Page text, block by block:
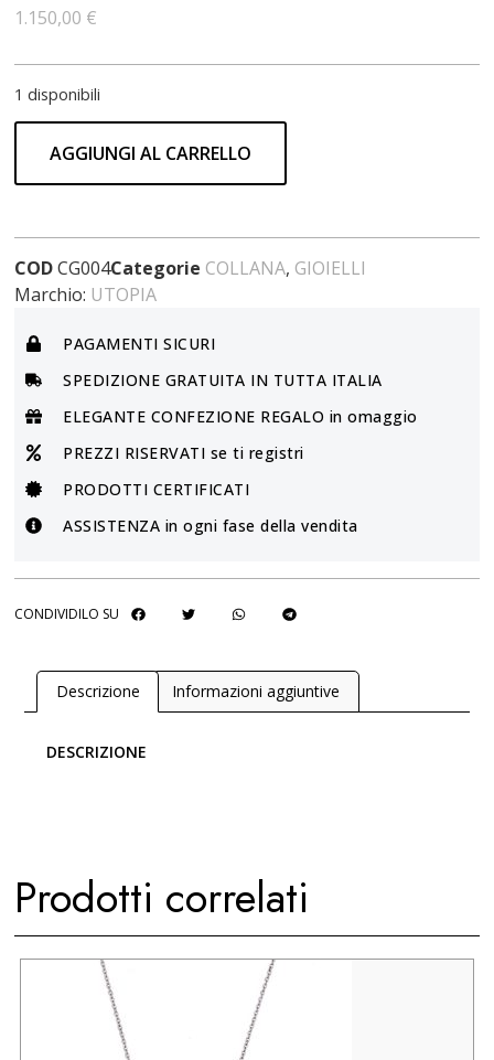
1.150,00 €
1 disponibili
AGGIUNGI AL CARRELLO
CODCG004Categorie COLLANA, GIOIELLI
Marchio: UTOPIA
PAGAMENTI SICURI
SPEDIZIONE GRATUITA IN TUTTA ITALIA
ELEGANTE CONFEZIONE REGALO in omaggio
PREZZI RISERVATI se ti registri
PRODOTTI CERTIFICATI
ASSISTENZA in ogni fase della vendita
CONDIVIDILO SU
Descrizione Informazioni aggiuntive
DESCRIZIONE
Prodotti correlati